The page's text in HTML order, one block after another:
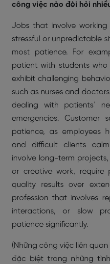
công việc nào đòi hỏi
Jobs that involve
stressful or unpredictable
most patience. For
patient with students
exhibit challenging
such as nurses and
dealing with patients’
emergencies. Customer
patience, as employees
and difficult clients
involve long-term
or creative work, require
quality results over
profession that involves
interactions, or slow
patience significantly.
(Những công việc liên
đặc biệt trong những